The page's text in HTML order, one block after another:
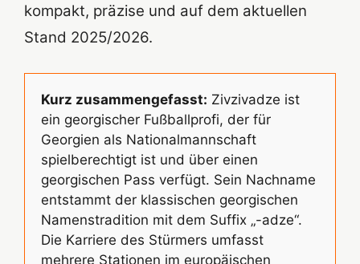
kompakt, präzise und auf dem aktuellen
Stand 2025/2026.
Kurz zusammengefasst: Zivzivadze ist
ein georgischer Fußballprofi, der für
Georgien als Nationalmannschaft
spielberechtigt ist und über einen
georgischen Pass verfügt. Sein Nachname
entstammt der klassischen georgischen
Namenstradition mit dem Suffix „-adze“.
Die Karriere des Stürmers umfasst
mehrere Stationen im europäischen